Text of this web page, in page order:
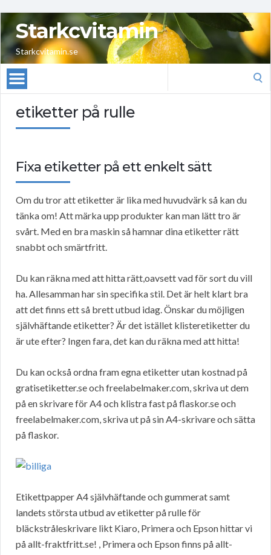
Starkcvitamin
Starkcvitamin.se
etiketter på rulle
Fixa etiketter på ett enkelt sätt
Om du tror att etiketter är lika med huvudvärk så kan du
tänka om! Att märka upp produkter kan man lätt tro är
svårt. Med en bra maskin så hamnar dina etiketter rätt
snabbt och smärtfritt.
Du kan räkna med att hitta rätt,oavsett vad för sort du vill
ha. Allesamman har sin specifika stil. Det är helt klart bra
att det finns ett så brett utbud idag. Önskar du möjligen
självhäftande etiketter? Är det istället klisteretiketter du
är ute efter? Ingen fara, det kan du räkna med att hitta!
Du kan också ordna fram egna etiketter utan kostnad på
gratisetiketter.se och freelabelmaker.com, skriva ut dem
på en skrivare för A4 och klistra fast på flaskor.se och
freelabelmaker.com, skriva ut på sin A4-skrivare och sätta
på flaskor.
Etikettpapper A4 självhäftande och gummerat samt
landets största utbud av etiketter på rulle för
bläckstråleskrivare likt Kiaro, Primera och Epson hittar vi
på allt-fraktfritt.se! , Primera och Epson finns på allt-